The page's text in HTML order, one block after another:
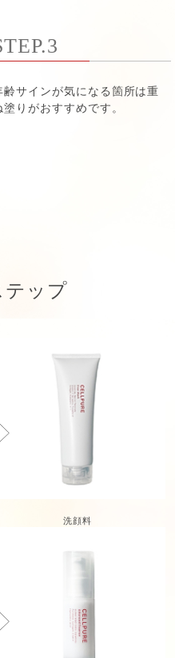
齢サインが気になる箇所は重
塗りがおすすめです。
テップ
洗顔料